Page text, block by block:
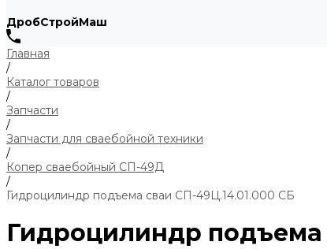
ДробСтройМаш
Главная
/
Каталог товаров
/
Запчасти
/
Запчасти для сваебойной техники
/
Копер сваебойный СП-49Д
/
Гидроцилиндр подъема сваи СП-49Ц.14.01.000 СБ
Гидроцилиндр подъема